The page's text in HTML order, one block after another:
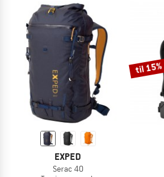
EXPED
Serac 40
til 15%